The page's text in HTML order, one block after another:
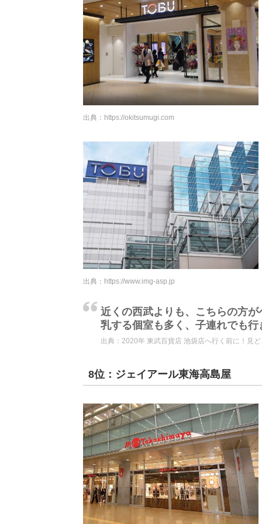
出典： https://okitsumugi.com
出典： https://www.img-asp.jp
近くの西武よりも、こちらの方
乳する個室も多く、子連れでも
出典： 2020年 東武百貨店 池袋店へ行く前に！見
8位：ジェイアール東海高島屋